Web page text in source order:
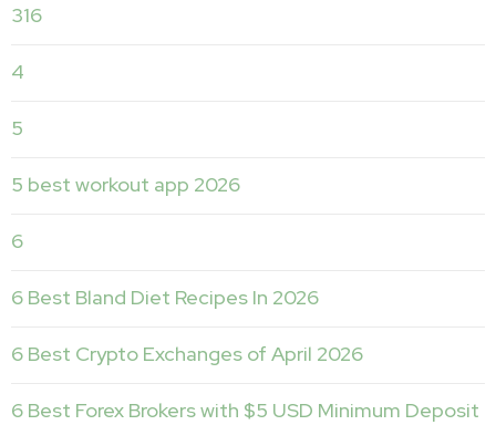
316
4
5
5 best workout app 2026
6
6 Best Bland Diet Recipes In 2026
6 Best Crypto Exchanges of April 2026
6 Best Forex Brokers with $5 USD Minimum Deposit ️